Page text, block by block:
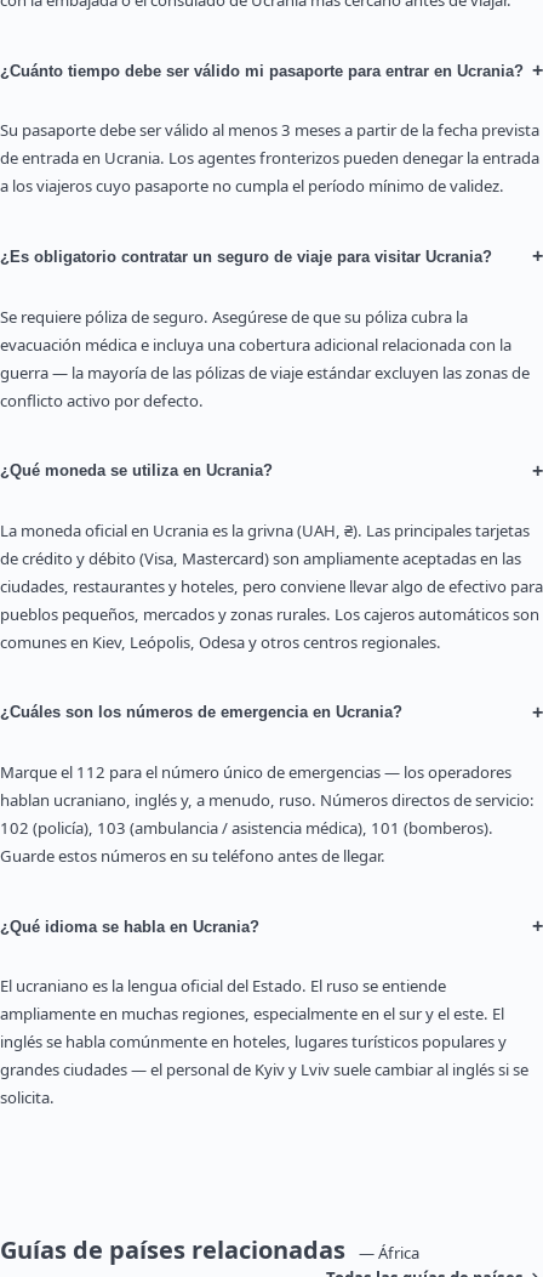
¿Cuánto tiempo debe ser válido mi pasaporte para entrar en Ucrania? +
Su pasaporte debe ser válido al menos 3 meses a partir de la fecha prevista
de entrada en Ucrania. Los agentes fronterizos pueden denegar la entrada
a los viajeros cuyo pasaporte no cumpla el período mínimo de validez.
¿Es obligatorio contratar un seguro de viaje para visitar Ucrania? +
Se requiere póliza de seguro. Asegúrese de que su póliza cubra la
evacuación médica e incluya una cobertura adicional relacionada con la
guerra — la mayoría de las pólizas de viaje estándar excluyen las zonas de
conflicto activo por defecto.
¿Qué moneda se utiliza en Ucrania? +
La moneda oficial en Ucrania es la grivna (UAH, ₴). Las principales tarjetas
de crédito y débito (Visa, Mastercard) son ampliamente aceptadas en las
ciudades, restaurantes y hoteles, pero conviene llevar algo de efectivo para
pueblos pequeños, mercados y zonas rurales. Los cajeros automáticos son
comunes en Kiev, Leópolis, Odesa y otros centros regionales.
¿Cuáles son los números de emergencia en Ucrania? +
Marque el 112 para el número único de emergencias — los operadores
hablan ucraniano, inglés y, a menudo, ruso. Números directos de servicio:
102 (policía), 103 (ambulancia / asistencia médica), 101 (bomberos).
Guarde estos números en su teléfono antes de llegar.
¿Qué idioma se habla en Ucrania? +
El ucraniano es la lengua oficial del Estado. El ruso se entiende
ampliamente en muchas regiones, especialmente en el sur y el este. El
inglés se habla comúnmente en hoteles, lugares turísticos populares y
grandes ciudades — el personal de Kyiv y Lviv suele cambiar al inglés si se
solicita.
Guías de países relacionadas
— África